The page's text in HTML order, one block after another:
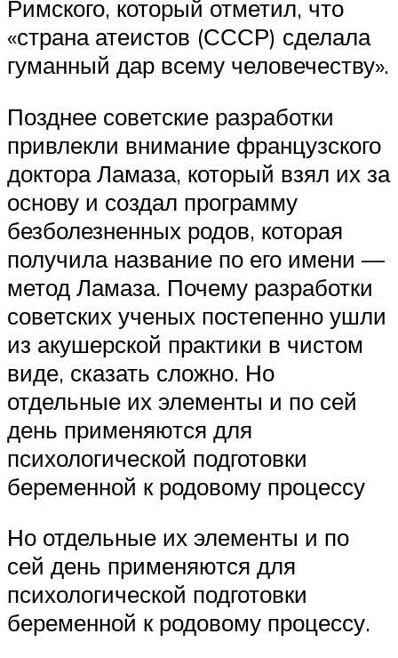
Римского, который отметил, что
«страна атеистов (СССР) сделала
гуманный дар всему человечеству».
Позднее советские разработки
привлекли внимание французского
доктора Ламаза, который взял их за
основу и создал программу
безболезненных родов, которая
получила название по его имени —
метод Ламаза. Почему разработки
советских ученых постепенно ушли
из акушерской практики в чистом
виде, сказать сложно. Но
отдельные их элементы и по сей
день применяются для
психологической подготовки
беременной к родовому процессу
Но отдельные их элементы и по
сей день применяются для
психологической подготовки
беременной к родовому процессу.